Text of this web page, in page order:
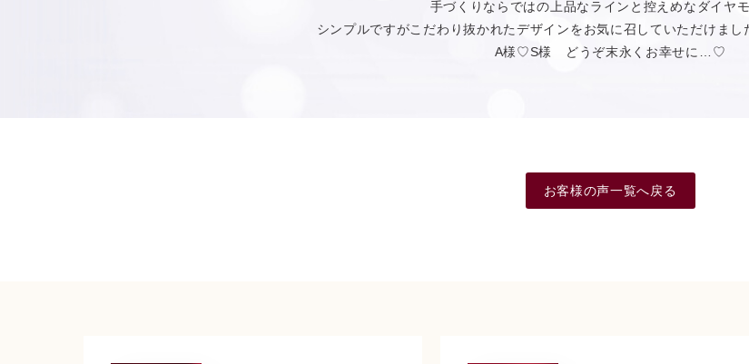
手づくりならではの上品なラインと控えめなダイヤモ
シンプルですがこだわり抜かれたデザインをお気に召していただけま
A様♡S様 どうぞ末永くお幸せに…♡
お客様の声一覧へ戻る